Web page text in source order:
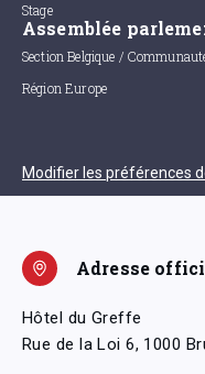
Stage
Assemblée
Section Belgique /
Région Europe
Modifier les préférences
Adresse
Hôtel du Greffe
Rue de la Loi 6, 1000